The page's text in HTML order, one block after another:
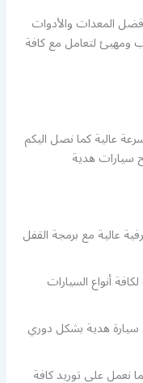
المعدات والأدوات
ومهيئ لتعامل مع كافة
عالية كما نصل اليكم
سيارات هدية
عالية مع برمجة القفل
أنواع السيارات
هدية بشكل دوري
نعمل على توريد كافة